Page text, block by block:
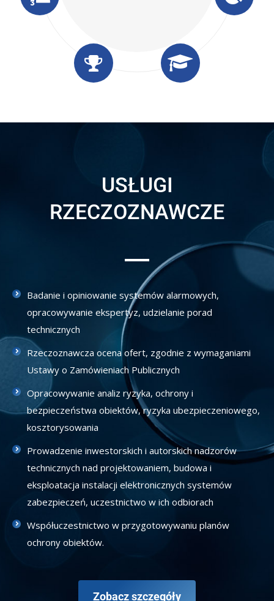
USŁUGI
RZECZOZNAWCZE
Badanie i opiniowanie systemów alarmowych,
opracowywanie ekspertyz, udzielanie porad
technicznych
Rzeczoznawcza ocena ofert, zgodnie z wymaganiami
Ustawy o Zamówieniach Publicznych
Opracowywanie analiz ryzyka, ochrony i
bezpieczeństwa obiektów, ryzyka ubezpieczeniowego,
kosztorysowania
Prowadzenie inwestorskich i autorskich nadzorów
technicznych nad projektowaniem, budowa i
eksploatacja instalacji elektronicznych systemów
zabezpieczeń, uczestnictwo w ich odbiorach
Współuczestnictwo w przygotowywaniu planów
ochrony obiektów.
Zobacz szczegóły